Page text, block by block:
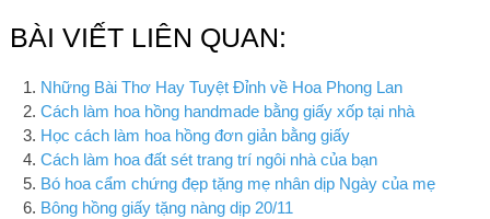
BÀI VIẾT LIÊN QUAN:
Những Bài Thơ Hay Tuyệt Đỉnh về Hoa Phong Lan
Cách làm hoa hồng handmade bằng giấy xốp tại nhà
Học cách làm hoa hồng đơn giản bằng giấy
Cách làm hoa đất sét trang trí ngôi nhà của bạn
Bó hoa cẩm chứng đẹp tặng mẹ nhân dịp Ngày của mẹ
Bông hồng giấy tặng nàng dịp 20/11